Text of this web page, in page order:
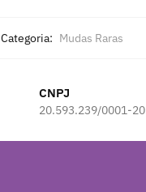
Categoria: Mudas Raras
CNPJ
20.593.239/0001-20